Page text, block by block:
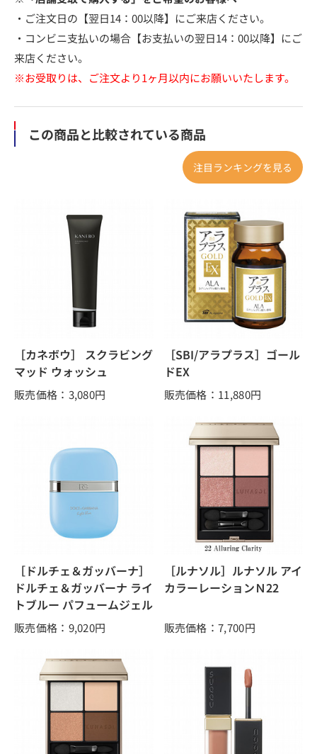
・ご注文日の【翌日14：00以降】にご来店ください。
・コンビニ支払いの場合【お支払いの翌日14：00以降】にご
来店ください。
※お受取りは、ご注文より1ヶ月以内にお願いいたします。
この商品と比較されている商品
注目ランキングを見る
［カネボウ］ スクラビング
マッド ウォッシュ
販売価格：3,080円
［SBI/アラプラス］ゴール
ドEX
販売価格：11,880円
［ドルチェ＆ガッバーナ］
ドルチェ＆ガッバーナ ライ
トブルー パフュームジェル
販売価格：9,020円
［ルナソル］ルナソル アイ
カラーレーションＮ22
販売価格：7,700円